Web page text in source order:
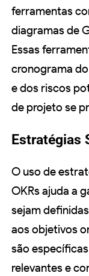
ferramentas
diagramas de
Essas
cronograma
e dos riscos
de projeto se
Estratégias
O uso de
OKRs ajuda a
sejam
aos objetivos
são
relevantes e